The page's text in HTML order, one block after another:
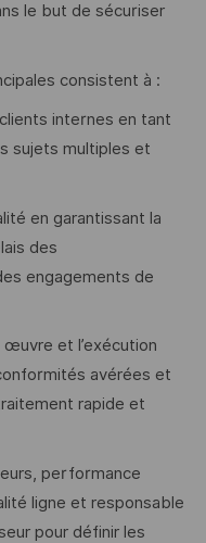
le but de sécuriser
consistent à :
internes en tant
sujets multiples et
en garantissant la
des
engagements de
et l’exécution
avérées et
rapide et
performance
ligne et responsable
pour définir les